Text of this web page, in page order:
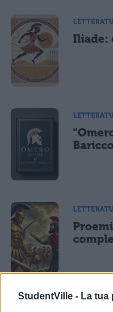
StudentVille - La tua
Iliade:
Baricco